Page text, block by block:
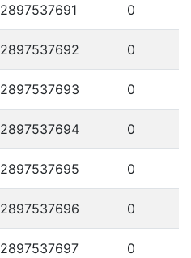
2897537691 0
2897537692 0
2897537693 0
2897537694 0
2897537695 0
2897537696 0
2897537697 0